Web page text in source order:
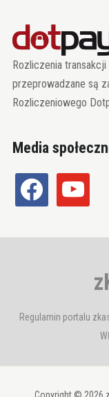
Rozliczenia
przeprowadzane są
Rozliczeniowego
Media
facebook youtube
Regulamin portalu